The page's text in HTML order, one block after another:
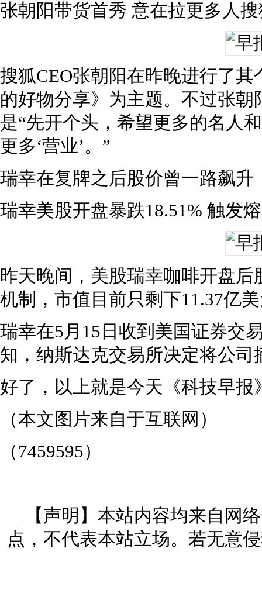
张朝阳带货首秀 意在拉更多人
搜狐CEO张朝阳在昨晚进行了其
的好物分享》为主题。不过张
是“先开个头，希望更多的名人
更多‘营业’。”
瑞幸在复牌之后股价曾一路飙升
瑞幸美股开盘暴跌18.51% 触发
昨天晚间，美股瑞幸咖啡开盘后
机制，市值目前只剩下11.37亿
瑞幸在5月15日收到美国证券交
知，纳斯达克交易所决定将公
好了，以上就是今天《科技早报
（本文图片来自于互联网）
（7459595）
【声明】本站内容均来自网
点，不代表本站立场。若无意